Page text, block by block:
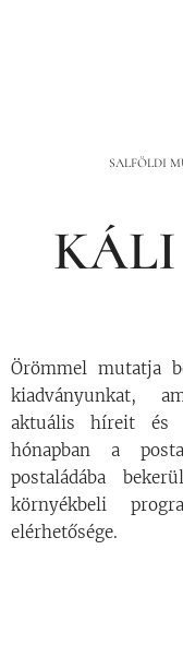
SALFÖLDI
KÁLI
Örömmel mutatja
kiadványunkat,
aktuálishíreit és
hónapban a
postaládába
környékbeli
elérhetősége.